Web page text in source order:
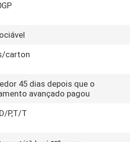
carton
45 dias depois que o
avançado pagou
P,T/T